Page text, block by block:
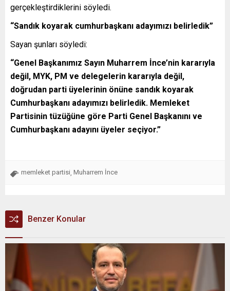
gerçekleştirdiklerini söyledi.
“Sandık koyarak cumhurbaşkanı adayımızı belirledik”
Sayan şunları söyledi:
“Genel Başkanımız Sayın Muharrem İnce’nin kararıyla
değil, MYK, PM ve delegelerin kararıyla değil,
doğrudan parti üyelerinin önüne sandık koyarak
Cumhurbaşkanı adayımızı belirledik. Memleket
Partisinin tüzüğüne göre Parti Genel Başkanını ve
Cumhurbaşkanı adayını üyeler seçiyor.”
memleket partisi, Muharrem İnce
Benzer Konular